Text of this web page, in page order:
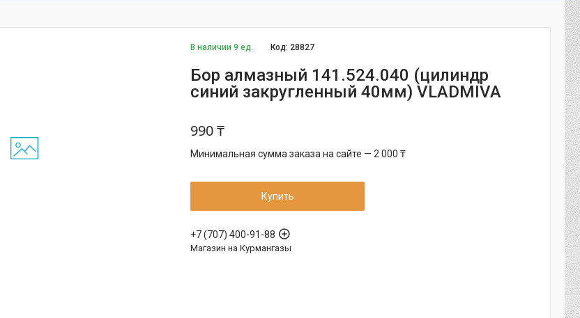
В наличии 9 ед. Код: 28827
Бор алмазный 141.524.040 (цилиндр
синий закругленный 40мм) VLADMIVA
990 ₸
Минимальная сумма заказа на сайте — 2 000 ₸
Купить
+7 (707) 400-91-88
Магазин на Курмангазы